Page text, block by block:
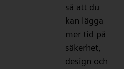
så att du
kan lägga
mer tid på
säkerhet,
design och